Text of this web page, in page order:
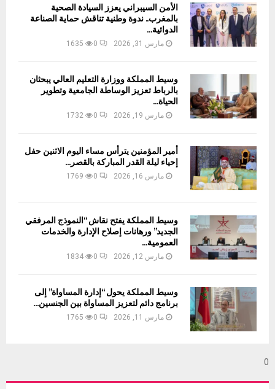
الأمن السيبراني يعزز السيادة الصحية
بالمغرب.. ندوة وطنية تناقش حماية الصناعة
الدوائية...
مارس 31, 2026 0
1635
وسيط المملكة ووزارة التعليم العالي يبحثان
بالرباط تعزيز الوساطة الجامعية وتطوير
الحياة...
مارس 19, 2026 0
1732
أمير المؤمنين يترأس مساء اليوم الاثنين حفل
إحياء ليلة القدر المباركة بالقصر...
مارس 16, 2026 0
1769
وسيط المملكة يفتح نقاش “النموذج المرفقي
الجديد” ورهانات إصلاح الإدارة والخدمات
العمومية...
مارس 12, 2026 0
1834
وسيط المملكة يحول “إدارة المساواة” إلى
برنامج دائم لتعزيز المساواة بين الجنسين...
مارس 11, 2026 0
1765
0